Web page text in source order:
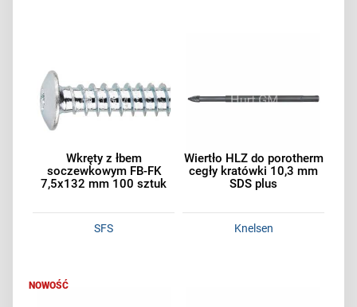
Wkręty z łbem
soczewkowym FB-FK
7,5x132 mm 100 sztuk
SFS
Wiertło HLZ do porotherm
cegły kratówki 10,3 mm
SDS plus
Knelsen
NOWOŚĆ